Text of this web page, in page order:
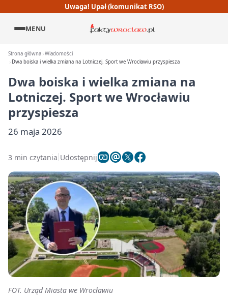
Uwaga! Upał (komunikat RSO)
MENU
Strona główna Wiadomości
Dwa boiska i wielka zmiana na Lotniczej. Sport we Wrocławiu przyspiesza
Dwa boiska i wielka zmiana na
Lotniczej. Sport we Wrocławiu
przyspiesza
26 maja 2026
3 min czytania Udostępnij
FOT. Urząd Miasta we Wrocławiu